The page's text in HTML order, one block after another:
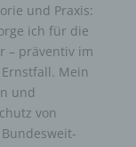
und Praxis:
ich für die
– präventiv im
Mein
und
von